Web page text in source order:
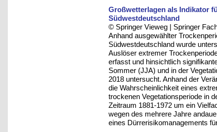
Großwetterlagen als Indikator
Südwestdeutschland
© Springer Vieweg | Springer
Anhand ausgewählter
Südwestdeutschland wurde
Auslöser extremer
erfasst und hinsichtlich
Sommer (JJA) und in der
2018 untersucht. Anhand der
die Wahrscheinlichkeit eines
trockenen Vegetationsperiode in
Zeitraum 1881-1972 um ein
wegen des mehrere Jahre
eines Dürrerisikomanagements